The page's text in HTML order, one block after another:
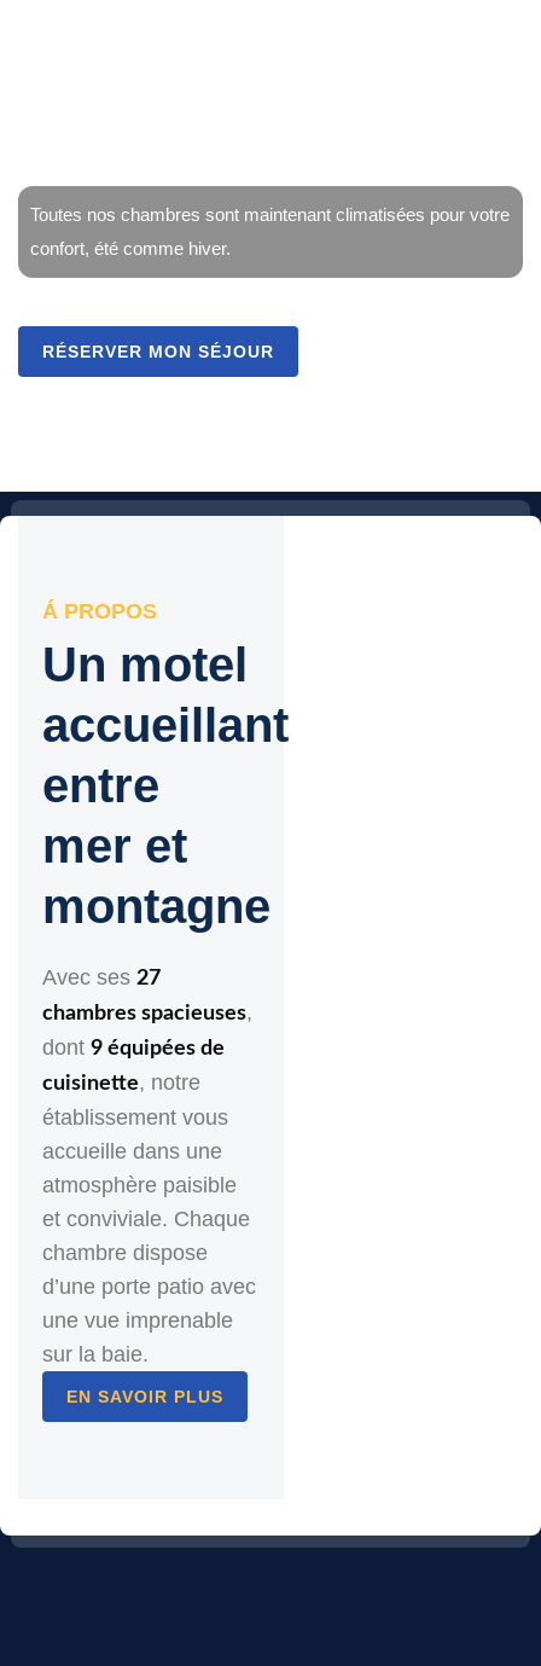
Toutes nos chambres sont maintenant climatisées pour votre
confort, été comme hiver.
RÉSERVER MON SÉJOUR
Á PROPOS
Un motel
accueillant
entre
mer et
montagne
Avec ses 27
chambres spacieuses,
dont 9 équipées de
cuisinette, notre
établissement vous
accueille dans une
atmosphère paisible
et conviviale. Chaque
chambre dispose
d’une porte patio avec
une vue imprenable
sur la baie.
EN SAVOIR PLUS